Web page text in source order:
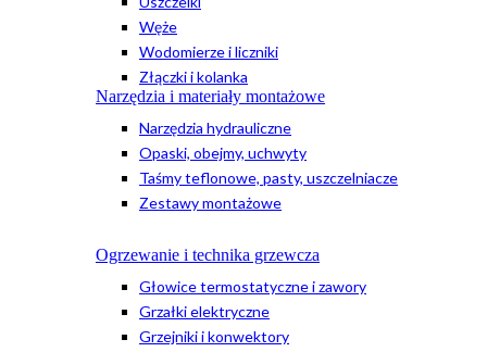
Węże
Wodomierze i liczniki
Złączki i kolanka
Narzędzia i materiały montażowe
Narzędzia hydrauliczne
Opaski, obejmy, uchwyty
Taśmy teflonowe, pasty, uszczelniacze
Zestawy montażowe
Ogrzewanie i technika grzewcza
Głowice termostatyczne i zawory
Grzałki elektryczne
Grzejniki i konwektory